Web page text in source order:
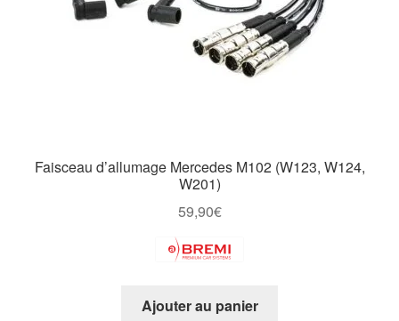
Faisceau d’allumage Mercedes M102 (W123, W124,
W201)
59,90€
Ajouter au panier